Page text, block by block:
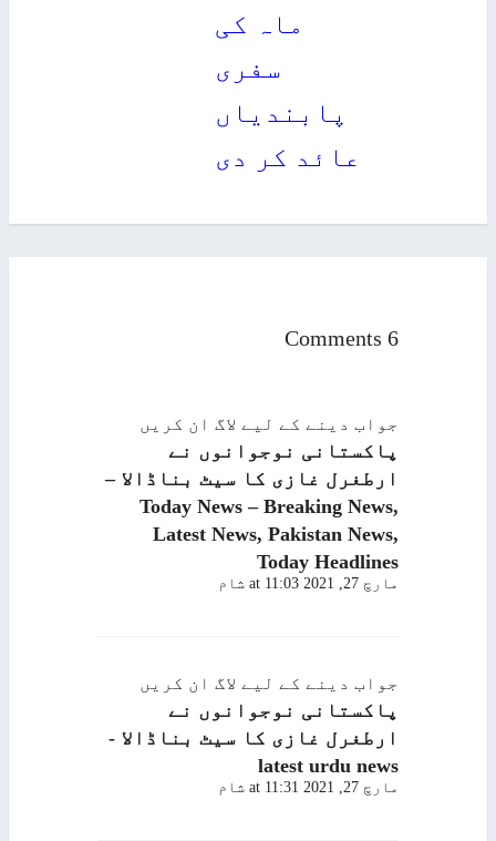
ماہ کی
سفری
پابندیاں
عائد کر دی
6 Comments
جواب دینے کے لیے لاگ ان کریں
پاکستانی نوجوانوں نے
ارطغرل غازی کا سیٹ بناڈالا –
Today News – Breaking News,
Latest News, Pakistan News,
Today Headlines
مارچ 27, 2021 at 11:03 شام
جواب دینے کے لیے لاگ ان کریں
پاکستانی نوجوانوں نے
ارطغرل غازی کا سیٹ بناڈالا -
latest urdu news
مارچ 27, 2021 at 11:31 شام